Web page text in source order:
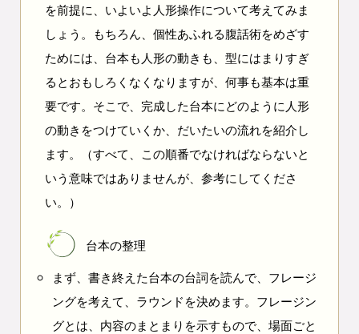
を前提に、いよいよ人形操作について考えてみま
しょう。もちろん、個性あふれる腹話術をめざす
ためには、台本も人形の動きも、型にはまりすぎ
るとおもしろくなくなりますが、何事も基本は重
要です。そこで、完成した台本にどのように人形
の動きをつけていくか、だいたいの流れを紹介し
ます。（すべて、この順番でなければならないと
いう意味ではありませんが、参考にしてくださ
い。）
台本の整理
まず、書き終えた台本の台詞を読んで、フレージ
ングを考えて、ラウンドを決めます。フレージン
グとは、内容のまとまりを示すもので、場面ごと